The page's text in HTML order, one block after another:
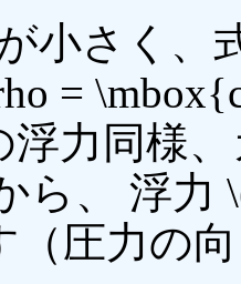
小さく、
=
浮力同様
ら、 浮力
（圧力の